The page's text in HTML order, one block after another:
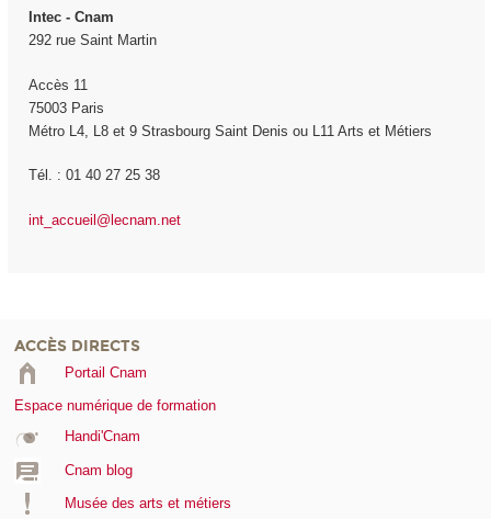
Intec - Cnam
292 rue Saint Martin
Accès 11
75003 Paris
Métro L4, L8 et 9 Strasbourg Saint Denis ou L11 Arts et Métiers
Tél. : 01 40 27 25 38
int_accueil@lecnam.net
ACCÈS DIRECTS
Portail Cnam
Espace numérique de formation
Handi'Cnam
Cnam blog
Musée des arts et métiers